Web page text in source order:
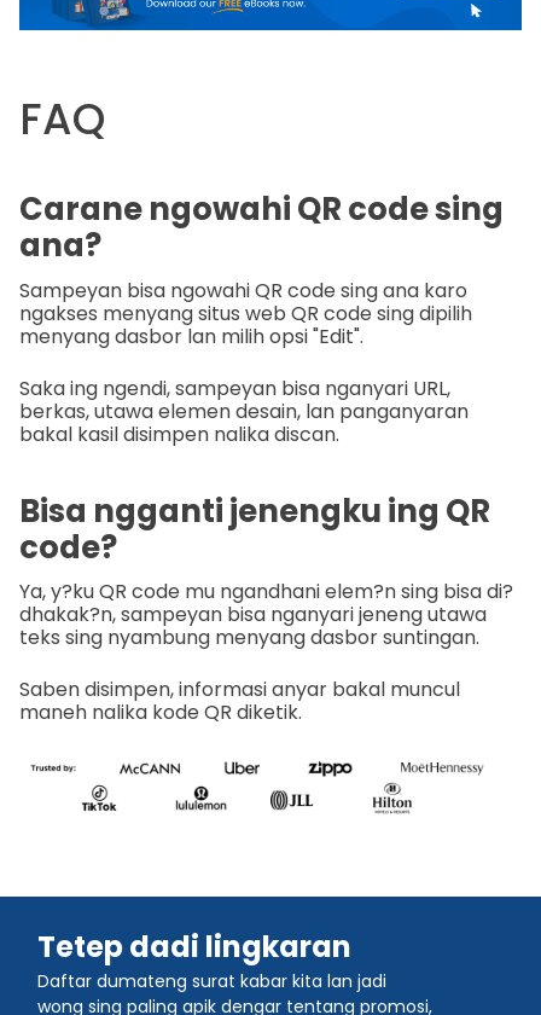
FAQ
Carane ngowahi QR code sing
ana?
Sampeyan bisa ngowahi QR code sing ana karo
ngakses menyang situs web QR code sing dipilih
menyang dasbor lan milih opsi "Edit".
Saka ing ngendi, sampeyan bisa nganyari URL,
berkas, utawa elemen desain, lan panganyaran
bakal kasil disimpen nalika discan.
Bisa ngganti jenengku ing QR
code?
Ya, y?ku QR code mu ngandhani elem?n sing bisa di?
dhakak?n, sampeyan bisa nganyari jeneng utawa
teks sing nyambung menyang dasbor suntingan.
Saben disimpen, informasi anyar bakal muncul
maneh nalika kode QR diketik.
Tetep dadi lingkaran
Daftar dumateng surat kabar kita lan jadi
wong sing paling apik dengar tentang promosi,